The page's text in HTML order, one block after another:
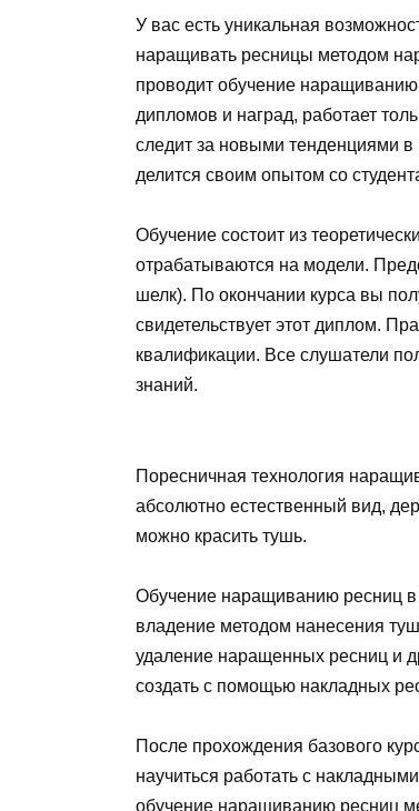
У вас есть уникальная
наращивать ресницы методом
проводит обучение
дипломов и наград, работает
следит за новыми тенденциями в
делится своим опытом со
Обучение состоит из
отрабатываются на модели.
шелк). По окончании курса вы
свидетельствует этот диплом.
квалификации. Все слушатели
знаний.
Поресничная технология
абсолютно естественный вид,
можно красить тушь.
Обучение наращиванию ресниц
владение методом нанесения
удаление наращенных ресниц и
создать с помощью накладных
После прохождения базового
научиться работать с
обучение наращиванию ресниц